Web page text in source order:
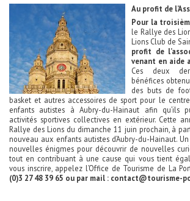
Au profit de
Pour la
le Rallye des
Lions Club de
profit de
venant en aide
Ces deux
bénéfices
des buts de
basket et autres accessoires de sport pour le
enfants autistes à Aubry-du-Hainaut afin qu’ils
activités sportives collectives en extérieur. Cette
Rallye des Lions du dimanche 11 juin prochain, à
nouveau aux enfants autistes d’Aubry-du-Hainaut.
nouvelles énigmes pour découvrir de nouvelles
tout en contribuant à une cause qui vous tient
vous inscrire, appelez l’Office de Tourisme de La
(0)3 27 48 39 65 ou par mail : contact@tourisme-